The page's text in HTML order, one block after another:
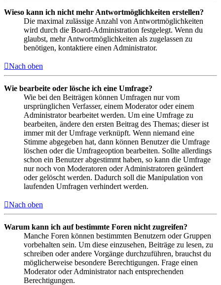
Wieso kann ich nicht mehr Antwortmöglichkeiten erstellen?
Die maximal zulässige Anzahl von Antwortmöglichkeiten
wird durch die Board-Administration festgelegt. Wenn du
glaubst, mehr Antwortmöglichkeiten als zugelassen zu
benötigen, kontaktiere einen Administrator.
Nach oben
Wie bearbeite oder lösche ich eine Umfrage?
Wie bei den Beiträgen können Umfragen nur vom
ursprünglichen Verfasser, einem Moderator oder einem
Administrator bearbeitet werden. Um eine Umfrage zu
bearbeiten, ändere den ersten Beitrag des Themas; dieser ist
immer mit der Umfrage verknüpft. Wenn niemand eine
Stimme abgegeben hat, dann können Benutzer die Umfrage
löschen oder die Umfrageoption bearbeiten. Sollte allerdings
schon ein Benutzer abgestimmt haben, so kann die Umfrage
nur noch von Moderatoren oder Administratoren geändert
oder gelöscht werden. Dadurch soll die Manipulation von
laufenden Umfragen verhindert werden.
Nach oben
Warum kann ich auf bestimmte Foren nicht zugreifen?
Manche Foren können bestimmten Benutzern oder Gruppen
vorbehalten sein. Um diese einzusehen, Beiträge zu lesen, zu
schreiben oder andere Vorgänge durchzuführen, brauchst du
möglicherweise besondere Berechtigungen. Frage einen
Moderator oder Administrator nach entsprechenden
Berechtigungen.